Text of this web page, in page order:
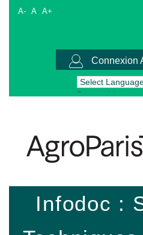
A- A A+
Connexion
Powered by
Infodoc :